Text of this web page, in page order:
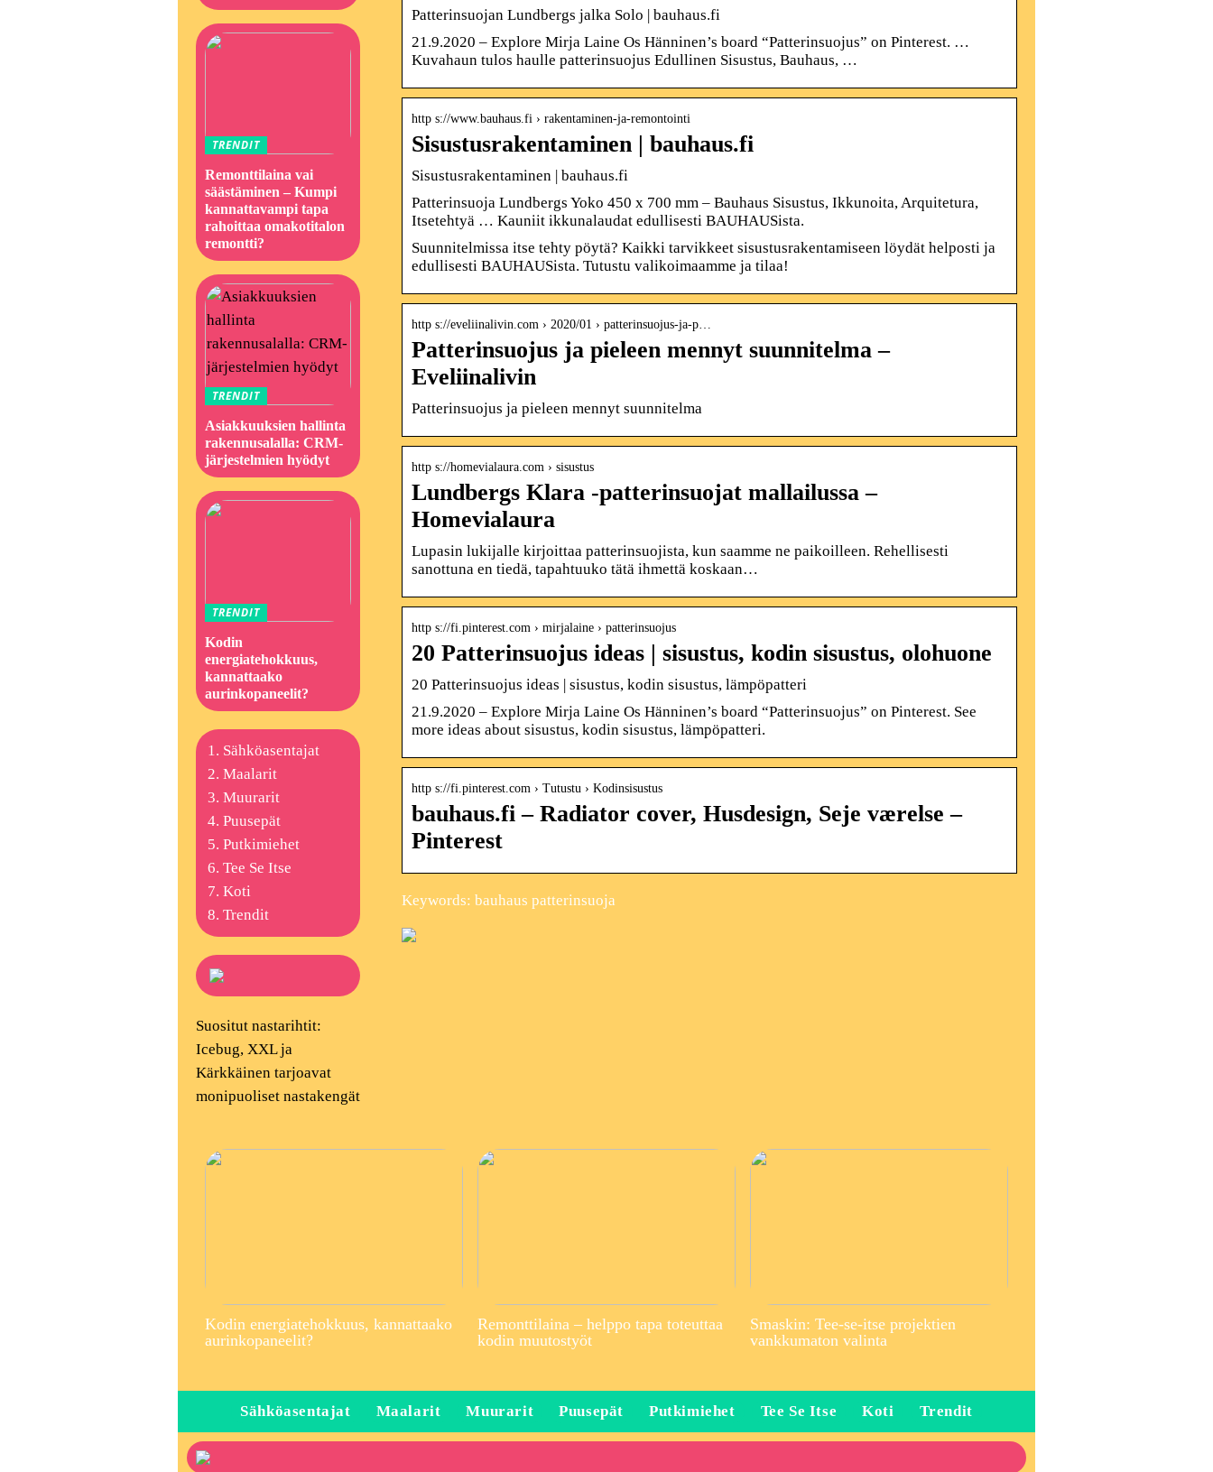
Patterinsuojan Lundbergs jalka Solo | bauhaus.fi
21.9.2020 – Explore Mirja Laine Os Hänninen’s board “Patterinsuojus” on Pinterest. …
Kuvahaun tulos haulle patterinsuojus Edullinen Sisustus, Bauhaus, …
http s://www.bauhaus.fi › rakentaminen-ja-remontointi
Sisustusrakentaminen | bauhaus.fi
Sisustusrakentaminen | bauhaus.fi
Patterinsuoja Lundbergs Yoko 450 x 700 mm – Bauhaus Sisustus, Ikkunoita, Arquitetura,
Itsetehtyä … Kauniit ikkunalaudat edullisesti BAUHAUSista.
Suunnitelmissa itse tehty pöytä? Kaikki tarvikkeet sisustusrakentamiseen löydät helposti ja
edullisesti BAUHAUSista. Tutustu valikoimaamme ja tilaa!
http s://eveliinalivin.com › 2020/01 › patterinsuojus-ja-p…
Patterinsuojus ja pieleen mennyt suunnitelma –
Eveliinalivin
Patterinsuojus ja pieleen mennyt suunnitelma
http s://homevialaura.com › sisustus
Lundbergs Klara -patterinsuojat mallailussa –
Homevialaura
Lupasin lukijalle kirjoittaa patterinsuojista, kun saamme ne paikoilleen. Rehellisesti
sanottuna en tiedä, tapahtuuko tätä ihmettä koskaan…
http s://fi.pinterest.com › mirjalaine › patterinsuojus
20 Patterinsuojus ideas | sisustus, kodin sisustus, olohuone
20 Patterinsuojus ideas | sisustus, kodin sisustus, lämpöpatteri
21.9.2020 – Explore Mirja Laine Os Hänninen’s board “Patterinsuojus” on Pinterest. See
more ideas about sisustus, kodin sisustus, lämpöpatteri.
http s://fi.pinterest.com › Tutustu › Kodinsisustus
bauhaus.fi – Radiator cover, Husdesign, Seje værelse –
Pinterest
Keywords: bauhaus patterinsuoja
TRENDIT
Remonttilaina vai
säästäminen – Kumpi
kannattavampi tapa
rahoittaa omakotitalon
remontti?
TRENDIT
Asiakkuuksien hallinta
rakennusalalla: CRM-
järjestelmien hyödyt
TRENDIT
Kodin
energiatehokkuus,
kannattaako
aurinkopaneelit?
Sähköasentajat
Maalarit
Muurarit
Puusepät
Putkimiehet
Tee Se Itse
Koti
Trendit
Suositut nastarihtit:
Icebug, XXL ja
Kärkkäinen tarjoavat
monipuoliset nastakengät
Kodin energiatehokkuus, kannattaako
aurinkopaneelit?
Remonttilaina – helppo tapa toteuttaa
kodin muutostyöt
Smaskin: Tee-se-itse projektien
vankkumaton valinta
Sähköasentajat Maalarit Muurarit Puusepät Putkimiehet Tee Se Itse Koti Trendit